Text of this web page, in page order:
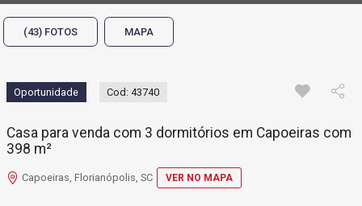
(43) FOTOS MAPA
Oportunidade Cod: 43740
Casa para venda com 3 dormitórios em Capoeiras com
398 m²
Capoeiras, Florianópolis, SC VER NO MAPA